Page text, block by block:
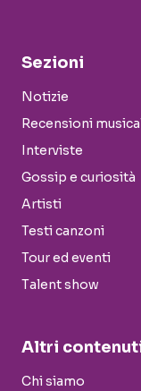
Sezioni
Notizie
Recensioni
Interviste
Gossip e curiosità
Artisti
Testi canzoni
Tour ed eventi
Talent show
Altri
Chi siamo